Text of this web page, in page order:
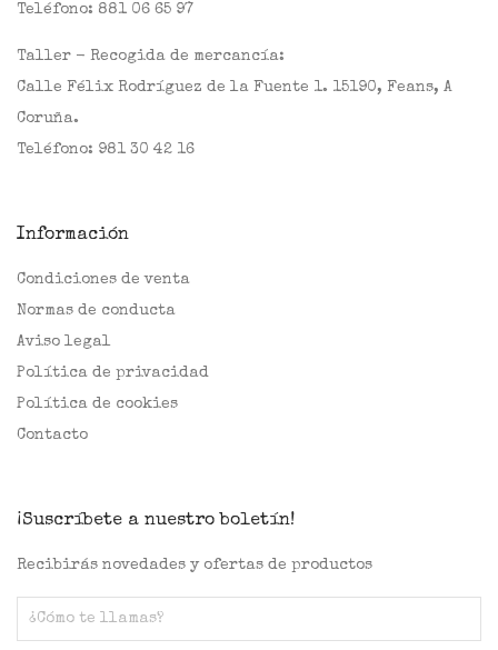
Teléfono: 881 06 65 97
Taller - Recogida de mercancía:
Calle Félix Rodríguez de la Fuente 1. 15190, Feans, A
Coruña.
Teléfono: 981 30 42 16
Información
Condiciones de venta
Normas de conducta
Aviso legal
Política de privacidad
Política de cookies
Contacto
¡Suscríbete a nuestro boletín!
Recibirás novedades y ofertas de productos